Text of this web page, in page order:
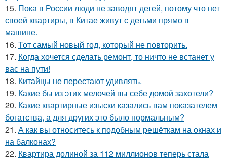
15. Пока в России люди не заводят детей, потому что нет
своей квартиры, в Китае живут с детьми прямо в
машине.
16. Тот самый новый год, который не повторить.
17. Когда хочется сделать ремонт, то ничто не встанет у
вас на пути!
18. Китайцы не перестают удивлять.
19. Какие бы из этих мелочей вы себе домой захотели?
20. Какие квартирные изыски казались вам показателем
богатства, а для других это было нормальным?
21. А как вы относитесь к подобным решёткам на окнах и
на балконах?
22. Квартира долиной за 112 миллионов теперь стала